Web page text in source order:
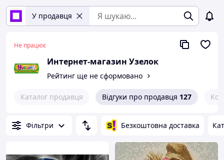
У продавця
Не працює
Интернет-магазин Узелок
Рейтинг ще не сформовано
Каталог продавця Відгуки про продавця 127
Фільтри Безкоштовна доставка